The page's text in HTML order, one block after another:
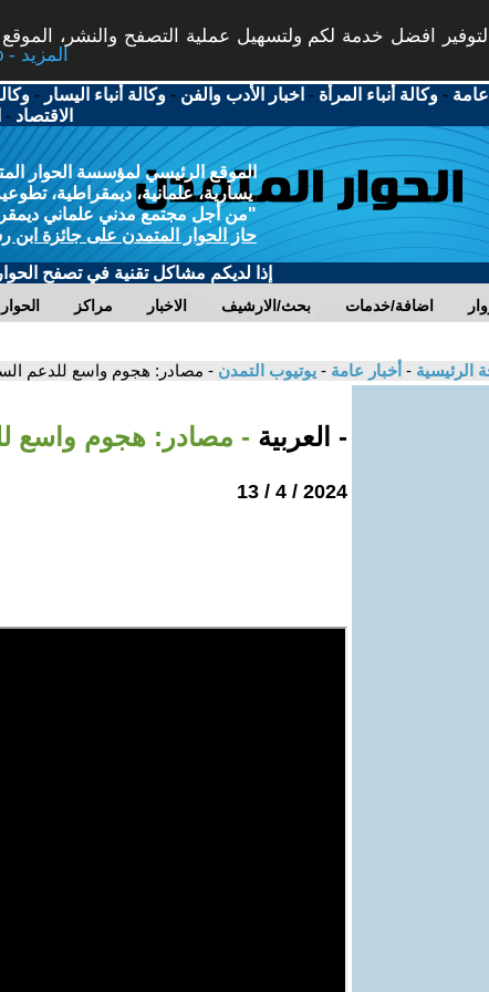
لتوفير افضل خدمة لكم ولتسهيل عملية التصفح والنشر،
More info - المزيد
عامة -وكالة أنباء المرأة - اخبار الأدب والفن -وكالة أنباء اليسار -
الاقتصاد -
الموقع الرئيسي لمؤسسة الحوار
يسارية، علمانية، ديمقراطية،
"من أجل مجتمع مدني علماني
حاز الحوار المتمدن على جائزة ابن
إذا لديكم مشاكل تقنية في تصفح
مراكز الاخبار بحث/الارشيف اضافة/خدمات
الرئيسية - أخبار عامة - يوتيوب التمدن - مصادر: هجوم واسع للدعم
- العربية - مصادر: هجوم واسع
2024 / 4 / 13